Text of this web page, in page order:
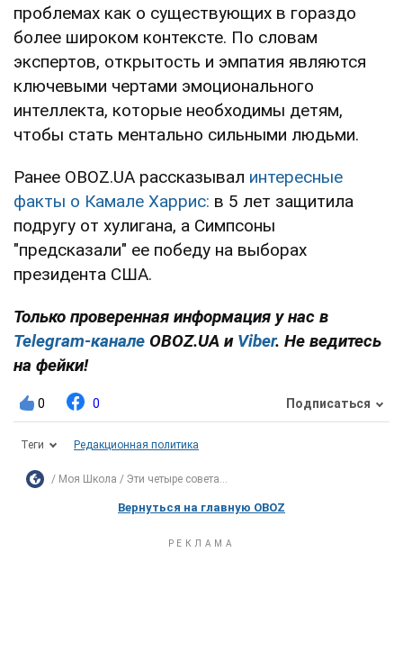
проблемах как о существующих в гораздо
более широком контексте. По словам
экспертов, открытость и эмпатия являются
ключевыми чертами эмоционального
интеллекта, которые необходимы детям,
чтобы стать ментально сильными людьми.
Ранее OBOZ.UA рассказывал интересные
факты о Камале Харрис: в 5 лет защитила
подругу от хулигана, а Симпсоны
"предсказали" ее победу на выборах
президента США.
Только проверенная информация у нас в
Telegram-канале OBOZ.UA и Viber. Не ведитесь
на фейки!
0 0 Подписаться
Теги Редакционная политика
Моя Школа Эти четыре совета...
Вернуться на главную OBOZ